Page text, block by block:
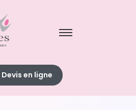
Devis en ligne